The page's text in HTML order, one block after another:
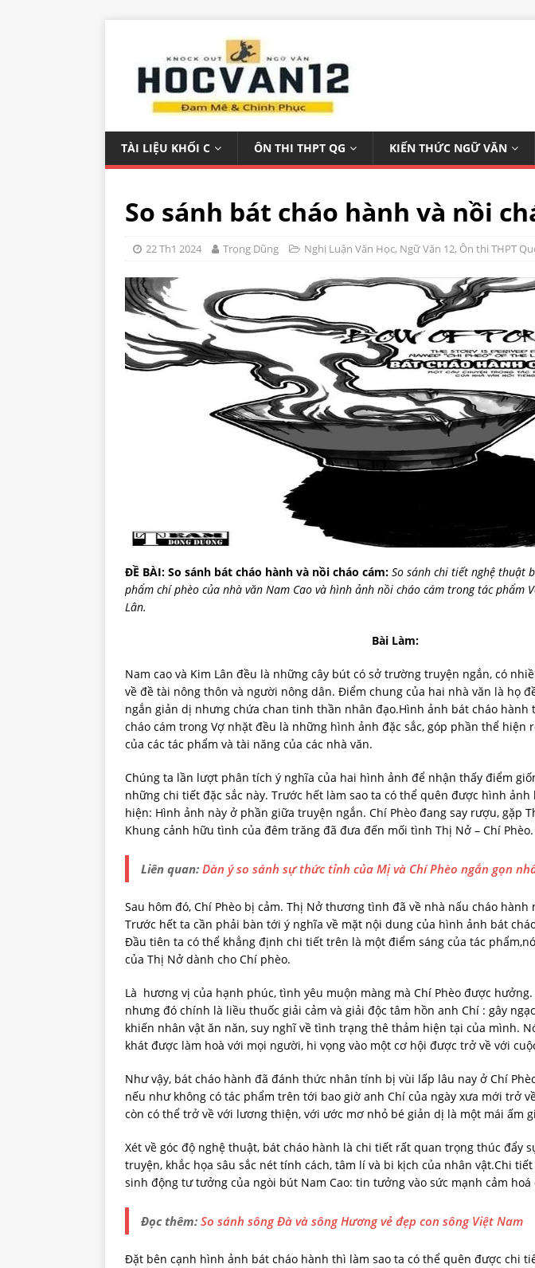
TÀI LIỆU KHỐI C ÔN THI THPT QG KIẾN THỨC NGỮ VĂN
So sánh bát cháo hành và nồi
22 Th1 2024 Trọng Dũng Nghị Luận Văn Học, Ngữ Văn 12, Ôn thi THPT
ĐỀ BÀI: So sánh bát cháo hành và nồi cháo cám: So sánh chi tiết nghệ thuật
phẩm chí phèo của nhà văn Nam Cao và hình ảnh nồi cháo cám trong tác phẩm
Lân.
Bài Làm:
Nam cao và Kim Lân đều là những cây bút có sở trường truyện ngắn, có
về đề tài nông thôn và người nông dân. Điểm chung của hai nhà văn là họ
ngắn giản dị nhưng chứa chan tinh thần nhân đạo.Hình ảnh bát cháo hành
cháo cám trong Vợ nhặt đều là những hình ảnh đặc sắc, góp phần thể hiện
của các tác phẩm và tài năng của các nhà văn.
Chúng ta lần lượt phân tích ý nghĩa của hai hình ảnh để nhận thấy điểm
những chi tiết đặc sắc này. Trước hết làm sao ta có thể quên được hình ảnh
hiện: Hình ảnh này ở phần giữa truyện ngắn. Chí Phèo đang say rượu, gặp
Khung cảnh hữu tình của đêm trăng đã đưa đến mối tình Thị Nở – Chí Phèo.
Liên quan: Dàn ý so sánh sự thức tỉnh của Mị và Chí Phèo ngắn gọn
Sau hôm đó, Chí Phèo bị cảm. Thị Nở thương tình đã về nhà nấu cháo hành
Trước hết ta cần phải bàn tới ý nghĩa về mặt nội dung của hình ảnh bát
Đầu tiên ta có thể khẳng định chi tiết trên là một điểm sáng của tác
của Thị Nở dành cho Chí phèo.
Là hương vị của hạnh phúc, tình yêu muộn màng mà Chí Phèo được
nhưng đó chính là liều thuốc giải cảm và giải độc tâm hồn anh Chí : gây
khiến nhân vật ăn năn, suy nghĩ về tình trạng thê thảm hiện tại của mình.
khát được làm hoà với mọi người, hi vọng vào một cơ hội được trở về với
Như vậy, bát cháo hành đã đánh thức nhân tính bị vùi lấp lâu nay ở Chí
nếu như không có tác phẩm trên tới bao giờ anh Chí của ngày xưa mới trở
còn có thể trở về với lương thiện, với ước mơ nhỏ bé giản dị là một mái ấm
Xét về góc độ nghệ thuật, bát cháo hành là chi tiết rất quan trọng thúc đẩy
truyện, khắc họa sâu sắc nét tính cách, tâm lí và bi kịch của nhân vật.Chi
sinh động tư tưởng của ngòi bút Nam Cao: tin tưởng vào sức mạnh cảm
Đọc thêm: So sánh sông Đà và sông Hương vẻ đẹp con sông Việt Nam
Đặt bên cạnh hình ảnh bát cháo hành thì làm sao ta có thể quên được chi